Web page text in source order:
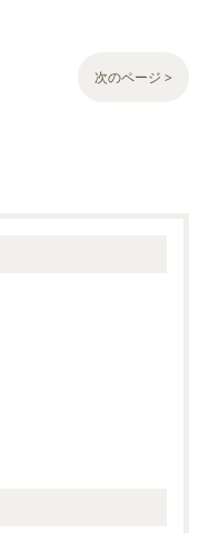
次のページ >